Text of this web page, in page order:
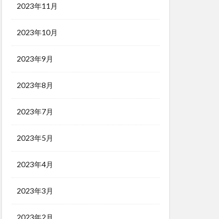
2023年11月
2023年10月
2023年9月
2023年8月
2023年7月
2023年5月
2023年4月
2023年3月
2023年2月